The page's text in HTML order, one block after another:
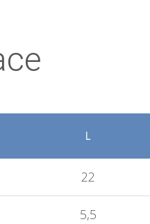
L
22
5,5